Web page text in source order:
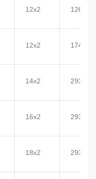
12x2 1268
12x2 1748
14x2 2937
16x2 2937
18x2 2937